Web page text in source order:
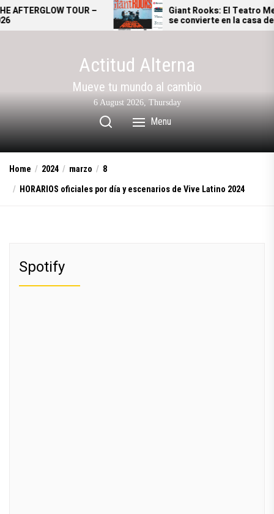
Skip
to
– Giant Rooks: El Teatro Metropólitan
se convierte en la casa del pop
alternativo alemán
Actitud Alterna
Mueve tu mundo al cambio
6 August 2026, Thursday
Menu
Home 2024 marzo
8
HORARIOS oficiales por día y escenarios de Vive Latino 2024
Spotify